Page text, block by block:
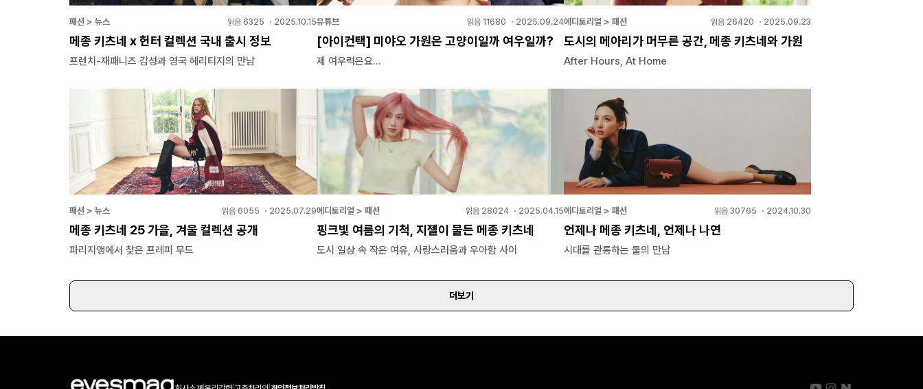
패션 > 뉴스 읽음 6325 ・ 2025.10.15
메종 키츠네 x 헌터 컬렉션 국내 출시 정보
프렌치-재패니즈 감성과 영국 헤리티지의 만남
유튜브 읽음 11680 ・ 2025.09.24
[아이컨택] 미야오 가원은 고양이일까 여우일까?
제 여우력은요...
에디토리얼 > 패션 읽음 26420 ・ 2025.09.23
도시의 메아리가 머무른 공간, 메종 키츠네와 가원
After Hours, At Home
패션 > 뉴스 읽음 6055 ・ 2025.07.29
메종 키츠네 25 가을, 겨울 컬렉션 공개
파리지앵에서 찾은 프레피 무드
에디토리얼 > 패션 읽음 28024・ 2025.04.15
핑크빛 여름의 기척, 지젤이 물든 메종 키츠네
도시 일상 속 작은 여유, 사랑스러움과 우아함 사이
에디토리얼 > 패션 읽음 30765 ・ 2024.10.30
언제나 메종 키츠네, 언제나 나연
시대를 관통하는 둘의 만남
더보기